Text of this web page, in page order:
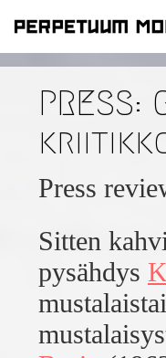
Press
Sitten
pysähdys